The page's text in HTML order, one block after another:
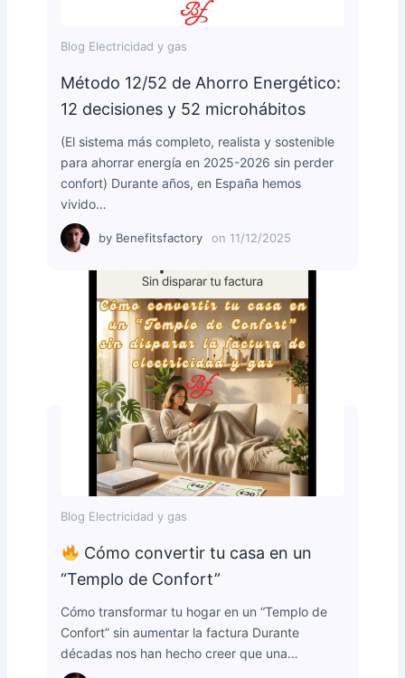
Blog Electricidad y gas
Método 12/52 de Ahorro Energético:
12 decisiones y 52 microhábitos
(El sistema más completo, realista y sostenible
para ahorrar energía en 2025-2026 sin perder
confort) Durante años, en España hemos
vivido…
by Benefitsfactory on 11/12/2025
Blog Electricidad y gas
Cómo convertir tu casa en un
“Templo de Confort”
Cómo transformar tu hogar en un “Templo de
Confort” sin aumentar la factura Durante
décadas nos han hecho creer que una…